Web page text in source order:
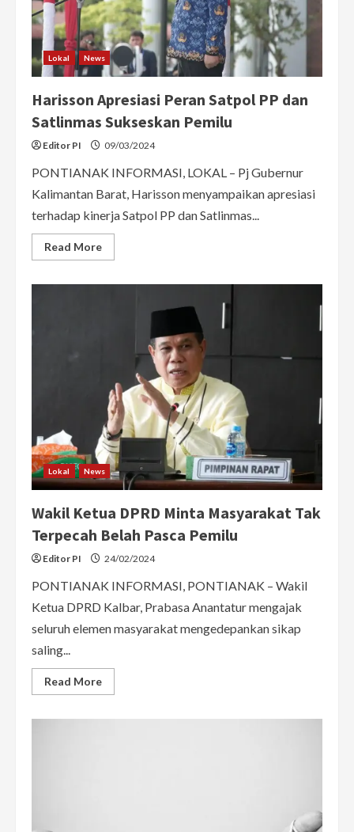
Lokal News
Harisson Apresiasi Peran Satpol PP dan
Satlinmas Sukseskan Pemilu
Editor PI 09/03/2024
PONTIANAK INFORMASI, LOKAL – Pj Gubernur
Kalimantan Barat, Harisson menyampaikan apresiasi
terhadap kinerja Satpol PP dan Satlinmas...
Read MoreRead
more
Satlinmas
Sukseskan
Pemilu
Lokal News
Wakil Ketua DPRD Minta Masyarakat Tak
Terpecah Belah Pasca Pemilu
Editor PI 24/02/2024
PONTIANAK INFORMASI, PONTIANAK – Wakil
Ketua DPRD Kalbar, Prabasa Anantatur mengajak
seluruh elemen masyarakat mengedepankan sikap
saling...
Read MoreRead
more